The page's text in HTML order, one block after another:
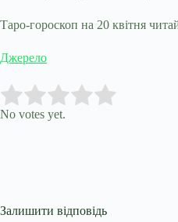
Таро-гороскоп на 20 квітня
Джерело
Rate this item:
No votes yet.
Залишити відповідь